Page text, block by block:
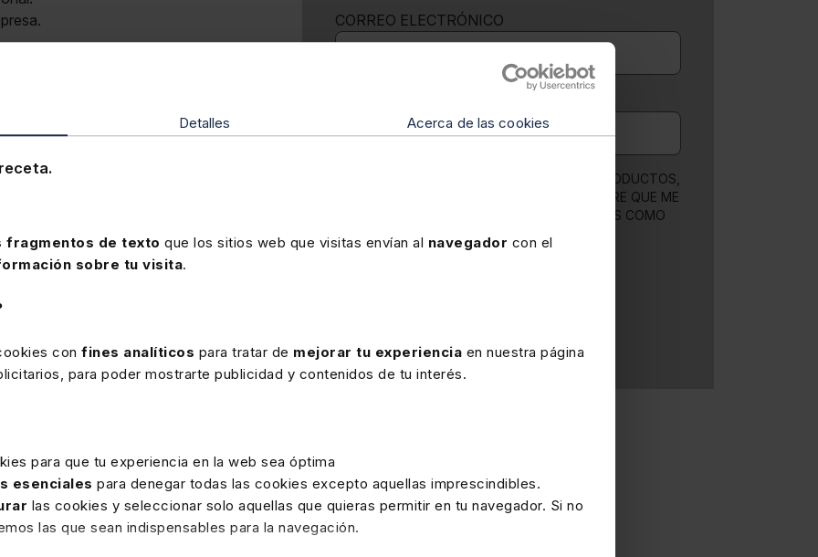
Detalles Acerca de las cookies
fragmentos de texto que los sitios web que visitas envían al navegador con el
sobre tu visita.
con fines analíticos para tratar de mejorar tu experiencia en nuestra página
para poder mostrarte publicidad y contenidos de tu interés.
para que tu experiencia en la web sea óptima
esenciales para denegar todas las cookies excepto aquellas imprescindibles.
las cookies y seleccionar solo aquellas que quieras permitir en tu navegador. Si no
las que sean indispensables para la navegación.
y de la cuantía salarial por decisión
con tablas salariales regresivas.
del convenio.
de la nómina:
entre el empresario y el trabajador.
laboral:
CORREO ELECTRÓNICO
QUIERO RECIBIR NOVEDADES SOBRE PRODUCTOS,
CONTENIDOS Y FORMACIÓN DE LEFEBVRE QUE ME
AYUDEN A MEJORAR MIS COMPETENCIAS COMO
PROFESIONAL